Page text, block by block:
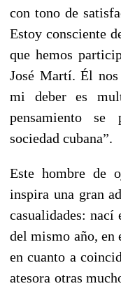
con tono de
Estoy consciente
que hemos
José Martí. Él
mi deber es
pensamiento
sociedad cubana”.
Este hombre de
inspira una gran
casualidades:
del mismo año, en
en cuanto a
atesora otras